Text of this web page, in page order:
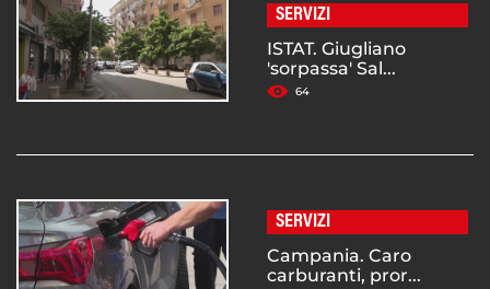
SERVIZI
ISTAT. Giugliano
'sorpassa' Sal...
64
SERVIZI
Campania. Caro
carburanti, pror...